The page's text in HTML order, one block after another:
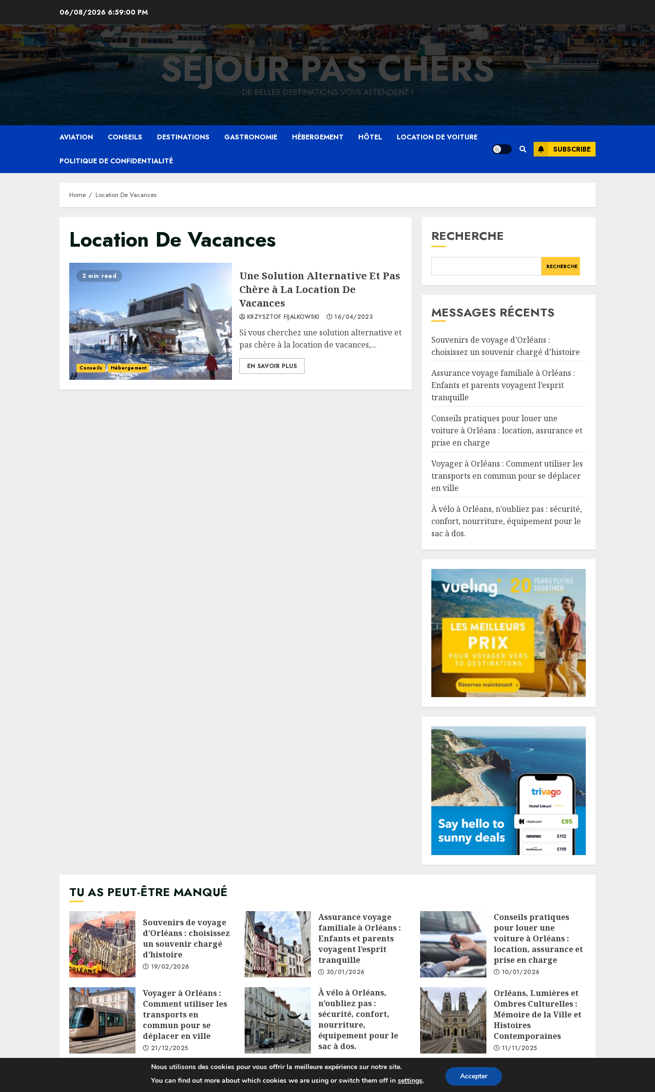
content
06/08/2026 6:59:01 PM
SÉJOUR PAS CHERS
DE BELLES DESTINATIONS VOUS ATTENDENT !
AVIATION CONSEILS DESTINATIONS GASTRONOMIE HÉBERGEMENT HÔTEL LOCATION DE VOITURE
POLITIQUE DE CONFIDENTIALITÉ
SUBSCRIBE
Home Location De Vacances
Location De Vacances
2 min read
Conseils Hébergement
Une Solution Alternative Et Pas
Chère à La Location De
Vacances
KRZYSZTOF FIJALKOWSKI 16/04/2023
Si vous cherchez une solution alternative et
pas chère à la location de vacances,...
EN SAVOIR PLUS
RECHERCHE
RECHERCHE
MESSAGES RÉCENTS
Souvenirs de voyage d’Orléans :
choisissez un souvenir chargé d’histoire
Assurance voyage familiale à Orléans :
Enfants et parents voyagent l’esprit
tranquille
Conseils pratiques pour louer une
voiture à Orléans : location, assurance et
prise en charge
Voyager à Orléans : Comment utiliser les
transports en commun pour se déplacer
en ville
À vélo à Orléans, n’oubliez pas : sécurité,
confort, nourriture, équipement pour le
sac à dos.
TU AS PEUT-ÊTRE MANQUÉ
Souvenirs de voyage
d’Orléans : choisissez
un souvenir chargé
d’histoire
19/02/2026
Assurance voyage
familiale à Orléans :
Enfants et parents
voyagent l’esprit
tranquille
30/01/2026
Conseils pratiques
pour louer une
voiture à Orléans :
location, assurance et
prise en charge
10/01/2026
Voyager à Orléans :
Comment utiliser les
transports en
commun pour se
déplacer en ville
21/12/2025
À vélo à Orléans,
n’oubliez pas :
sécurité, confort,
nourriture,
équipement pour le
sac à dos.
01/12/2025
Orléans, Lumières et
Ombres Culturelles :
Mémoire de la Ville et
Histoires
Contemporaines
11/11/2025
Copyright © 2025 All rights reserved.|ChromeNewsby AF themes.
Nous utilisons des cookies pour vous offrir la meilleure expérience sur notre site.
You can find out more about which cookies we are using or switch them off in settings. Accepter